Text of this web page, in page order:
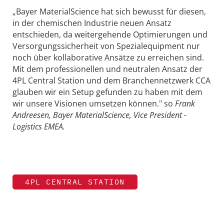
„Bayer MaterialScience hat sich bewusst für diesen,
in der chemischen Industrie neuen Ansatz
entschieden, da weitergehende Optimierungen und
Versorgungssicherheit von Spezialequipment nur
noch über kollaborative Ansätze zu erreichen sind.
Mit dem professionellen und neutralen Ansatz der
4PL Central Station und dem Branchennetzwerk CCA
glauben wir ein Setup gefunden zu haben mit dem
wir unsere Visionen umsetzen können." so Frank
Andreesen, Bayer MaterialScience, Vice President -
Logistics EMEA.
4PL CENTRAL STATION